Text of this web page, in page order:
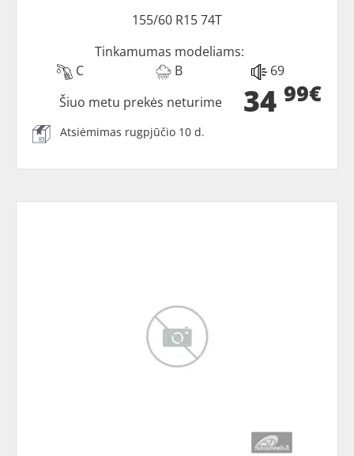
155/60 R15 74T
Tinkamumas modeliams:
C
B 69
34 99€
Šiuo metu prekės neturime
Atsiėmimas rugpjūčio 10 d.